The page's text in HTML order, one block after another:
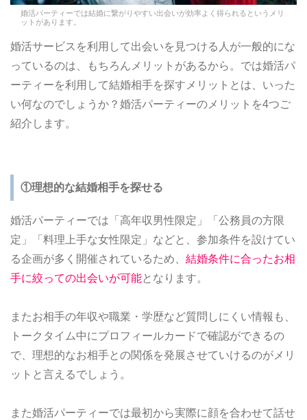
婚活パーティーでは結婚に繋がりやすい出会いが効率よく得られるというメリ
ットがあります。
婚活サービスを利用して出会いを見つける人が一般的にな
っているのは、もちろんメリットがあるから。では婚活パ
ーティーを利用して結婚相手を探すメリットとは、いった
い何なのでしょうか？婚活パーティーのメリットを4つご
紹介します。
①理想的な結婚相手を探せる
婚活パーティーでは「高年収男性限定」「公務員の方限
定」「料理上手な女性限定」などと、参加条件を設けてい
る企画が多く開催されているため、 結婚条件に合ったお相
手に絞っての出会いが可能となります。
またお相手の年収や職業・学歴など質問しにくい情報も、
トークタイム中にプロフィールカードで確認ができるの
で、理想的なお相手との関係を発展させていけるのがメリ
ットと言えるでしょう。
また婚活パーティーでは最初から実際に顔を合わせて話せ